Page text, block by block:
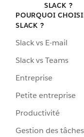
SLACK ?
POURQUOI
SLACK ?
Slack vs E-mail
Slack vs Teams
Entreprise
Petite entreprise
Productivité
Gestion des tâches